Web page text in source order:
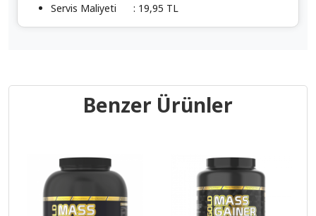
Servis Maliyeti
: 19,95 TL
Benzer Ürünler